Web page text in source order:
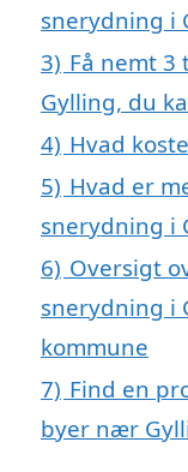
snerydning i
3) Få nemt
Gylling, du
4) Hvad
5) Hvad er
snerydning i
6) Oversigt
snerydning i
kommune
7) Find en
byer nær